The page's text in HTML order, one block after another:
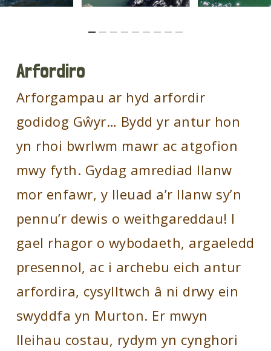
Arfordiro
Arforgampau ar hyd arfordir
godidog Gŵyr… Bydd yr antur hon
yn rhoi bwrlwm mawr ac atgofion
mwy fyth. Gydag amrediad llanw
mor enfawr, y lleuad a’r llanw sy’n
pennu’r dewis o weithgareddau! I
gael rhagor o wybodaeth, argaeledd
presennol, ac i archebu eich antur
arfordira, cysylltwch â ni drwy ein
swyddfa yn Murton. Er mwyn
lleihau costau, rydym yn cynghori